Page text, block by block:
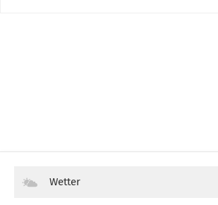
Wetter